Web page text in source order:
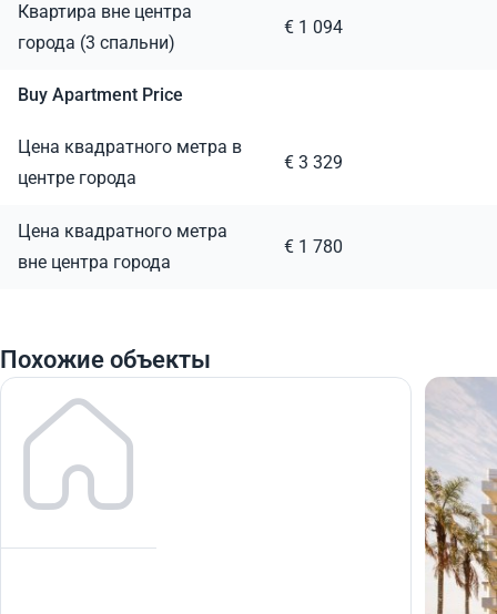
Квартира вне центра
города (3 спальни)
€ 1 094
Buy Apartment Price
Цена квадратного метра в
центре города
€ 3 329
Цена квадратного метра
вне центра города
€ 1 780
Похожие объекты